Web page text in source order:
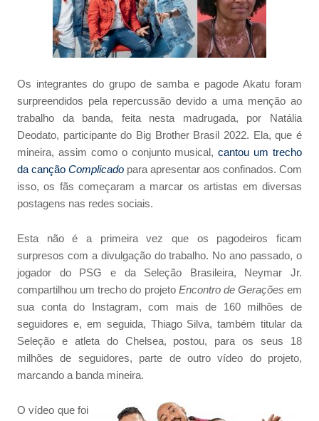
Os integrantes do grupo de samba e pagode Akatu foram
surpreendidos pela repercussão devido a uma menção ao
trabalho da banda, feita nesta madrugada, por Natália
Deodato, participante do Big Brother Brasil 2022. Ela, que é
mineira, assim como o conjunto musical,cantou um trecho
da canção Complicado para apresentar aos confinados. Com
isso, os fãs começaram a marcar os artistas em diversas
postagens nas redes sociais.
Esta não é a primeira vez que os pagodeiros ficam
surpresos com a divulgação do trabalho. No ano passado, o
jogador do PSG e da Seleção Brasileira, Neymar Jr.
compartilhou um trecho do projeto Encontrode Gerações em
sua conta do Instagram, com mais de 160 milhões de
seguidores e, em seguida, Thiago Silva, também titular da
Seleção e atleta do Chelsea, postou, para os seus 18
milhões de seguidores, parte de outro vídeo do projeto,
marcando a banda mineira.
O vídeo que foi